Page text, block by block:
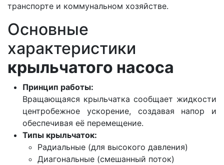
транспорте и коммунальном хозяйстве.
Основные
характеристики
крыльчатого насоса
Принцип работы:
Вращающаяся крыльчатка сообщает жидкости
центробежное ускорение, создавая напор и
обеспечивая её перемещение.
Типы крыльчаток:
Радиальные (для высокого давления)
Диагональные (смешанный поток)